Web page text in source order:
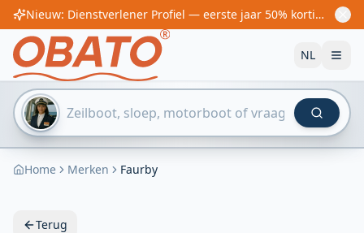
Nieuw: Dienstverlener Profiel — eerste jaar 50% korting! Vanaf €60/jaar
NL
Home Merken Faurby
Terug